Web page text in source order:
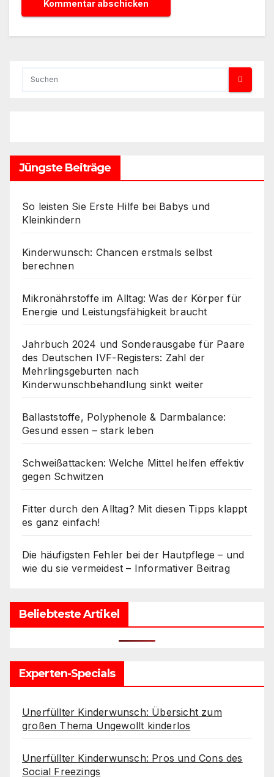
Jüngste Beiträge
So leisten Sie Erste Hilfe bei Babys und
Kleinkindern
Kinderwunsch: Chancen erstmals selbst
berechnen
Mikronährstoffe im Alltag: Was der Körper für
Energie und Leistungsfähigkeit braucht
Jahrbuch 2024 und Sonderausgabe für Paare
des Deutschen IVF-Registers: Zahl der
Mehrlingsgeburten nach
Kinderwunschbehandlung sinkt weiter
Ballaststoffe, Polyphenole & Darmbalance:
Gesund essen – stark leben
Schweißattacken: Welche Mittel helfen effektiv
gegen Schwitzen
Fitter durch den Alltag? Mit diesen Tipps klappt
es ganz einfach!
Die häufigsten Fehler bei der Hautpflege – und
wie du sie vermeidest – Informativer Beitrag
Beliebteste Artikel
Experten-Specials
Unerfüllter Kinderwunsch: Übersicht zum
großen Thema Ungewollt kinderlos
Unerfüllter Kinderwunsch: Pros und Cons des
Social Freezings